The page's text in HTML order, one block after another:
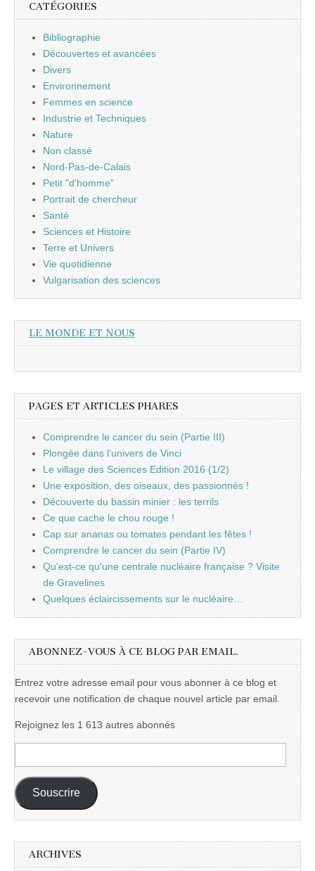
CATÉGORIES
Bibliographie
Découvertes et avancées
Divers
Environnement
Femmes en science
Industrie et Techniques
Nature
Non classé
Nord-Pas-de-Calais
Petit "d'homme"
Portrait de chercheur
Santé
Sciences et Histoire
Terre et Univers
Vie quotidienne
Vulgarisation des sciences
LE MONDE ET NOUS
PAGES ET ARTICLES PHARES
Comprendre le cancer du sein (Partie III)
Plongée dans l'univers de Vinci
Le village des Sciences Edition 2016 (1/2)
Une exposition, des oiseaux, des passionnés !
Découverte du bassin minier : les terrils
Ce que cache le chou rouge !
Cap sur ananas ou tomates pendant les fêtes !
Comprendre le cancer du sein (Partie IV)
Qu'est-ce qu'une centrale nucléaire française ? Visite
de Gravelines
Quelques éclaircissements sur le nucléaire…
ABONNEZ-VOUS À CE BLOG PAR EMAIL.
Entrez votre adresse email pour vous abonner à ce blog et
recevoir une notification de chaque nouvel article par email.
Rejoignez les 1 613 autres abonnés
e-
mail :
Souscrire
ARCHIVES